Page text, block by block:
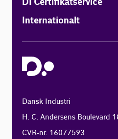
Internationalt
Dansk Industri
H. C. Andersens Boulevard
CVR-nr. 16077593